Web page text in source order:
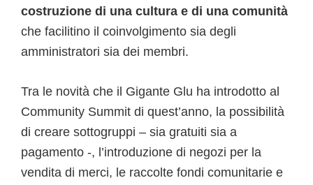
costruzione di una cultura e di una comunità
che facilitino il coinvolgimento sia degli
amministratori sia dei membri.
Tra le novità che il Gigante Glu ha introdotto al
Community Summit di quest’anno, la possibilità
di creare sottogruppi – sia gratuiti sia a
pagamento -, l’introduzione di negozi per la
vendita di merci, le raccolte fondi comunitarie e